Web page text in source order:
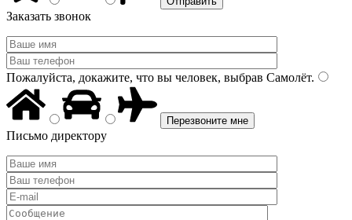
Заказать звонок
Пожалуйста, докажите, что вы человек, выбрав Самолёт.
Письмо директору